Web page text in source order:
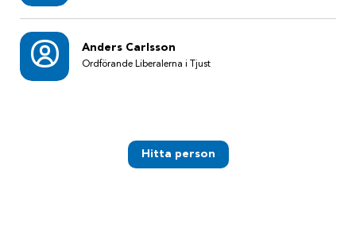
Anders Carlsson
Ordförande Liberalerna i Tjust
Hitta person